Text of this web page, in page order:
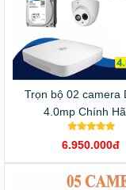
Trọn bộ 02 camera
4.0mp Chính
6.950.000đ